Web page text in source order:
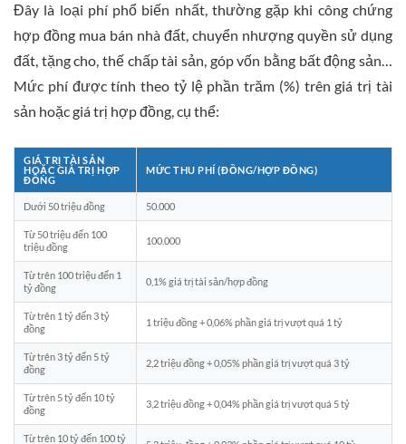
Đây là loại phí phổ biến nhất, thường gặp khi công chứng
hợp đồng mua bán nhà đất, chuyển nhượng quyền sử dụng
đất, tặng cho, thế chấp tài sản, góp vốn bằng bất động sản…
Mức phí được tính theo tỷ lệ phần trăm (%) trên giá trị tài
sản hoặc giá trị hợp đồng, cụ thể:
GIÁ TRỊ TÀI SẢN
HOẶC GIÁ TRỊ HỢP
ĐỒNG
MỨC THU PHÍ (ĐỒNG/HỢP ĐỒNG)
Dưới 50 triệu đồng 50.000
Từ 50 triệu đến 100
triệu đồng
100.000
Từ trên 100 triệu đến 1
tỷ đồng
0,1% giá trị tài sản/hợp đồng
Từ trên 1 tỷ đến 3 tỷ
đồng
1 triệu đồng + 0,06% phần giá trị vượt quá 1 tỷ
Từ trên 3 tỷ đến 5 tỷ
đồng
2,2 triệu đồng + 0,05% phần giá trị vượt quá 3 tỷ
Từ trên 5 tỷ đến 10 tỷ
đồng
3,2 triệu đồng + 0,04% phần giá trị vượt quá 5 tỷ
Từ trên 10 tỷ đến 100 tỷ